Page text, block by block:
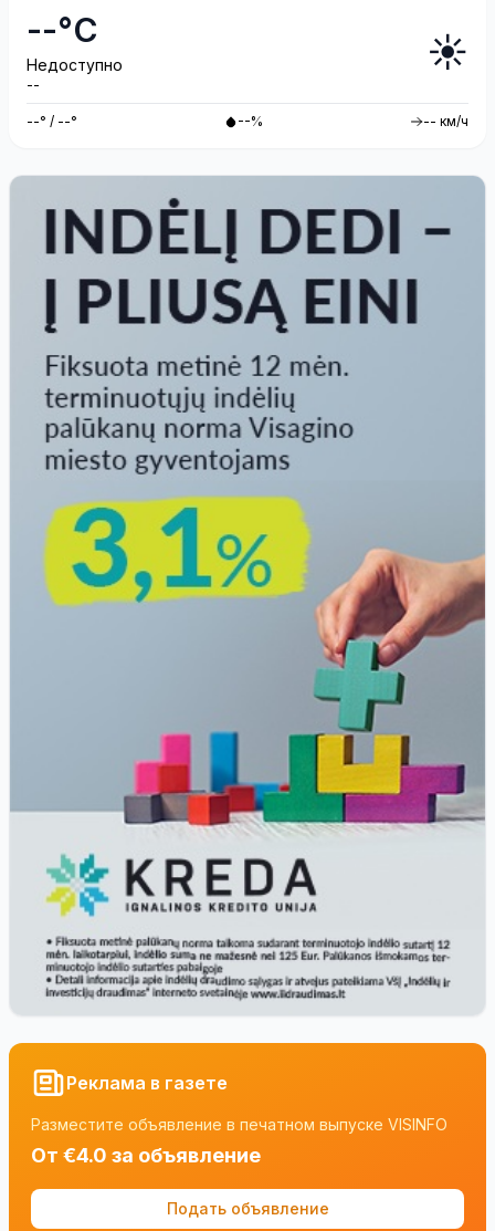
--°C
Недоступно
--
☀️
--° / --° --% -- км/ч
Реклама в газете
Разместите объявление в печатном выпуске VISINFO
От €4.0 за объявление
Подать объявление